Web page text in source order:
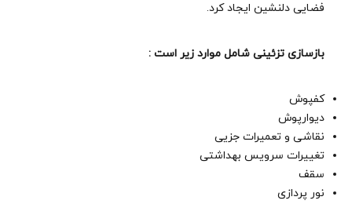
فضایی دلنشین ایجاد کرد.
بازسازی تزئینی شامل موارد زیر است :
کفپوش
دیوارپوش
نقاشی و تعمیرات جزیی
تغییرات سرویس بهداشتی
سقف
نور پردازی